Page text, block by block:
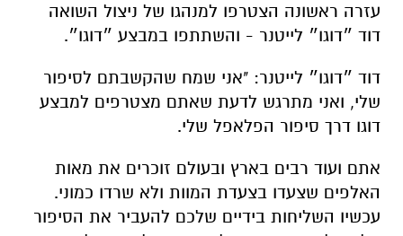
עזרה ראשונה הצטרפו למנהגו של ניצול השואה
דוד ״דוגו״ לייטנר - והשתתפו במבצע ״דוגו״.
דוד ״דוגו״ לייטנר: "אני שמח שהקשבתם לסיפור
שלי, ואני מתרגש לדעת שאתם מצטרפים למבצע
דוגו דרך סיפור הפלאפל שלי.
אתם ועוד רבים בארץ ובעולם זוכרים את מאות
האלפים שצעדו בצעדת המוות ולא שרדו כמוני.
עכשיו השליחות בידיים שלכם להעביר את הסיפור